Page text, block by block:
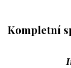
Kompletní